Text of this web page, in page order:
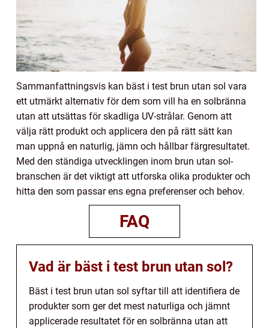
Sammanfattningsvis kan bäst i test brun utan sol vara
ett utmärkt alternativ för dem som vill ha en solbränna
utan att utsättas för skadliga UV-strålar. Genom att
välja rätt produkt och applicera den på rätt sätt kan
man uppnå en naturlig, jämn och hållbar färgresultatet.
Med den ständiga utvecklingen inom brun utan sol-
branschen är det viktigt att utforska olika produkter och
hitta den som passar ens egna preferenser och behov.
FAQ
Vad är bäst i test brun utan sol?
Bäst i test brun utan sol syftar till att identifiera de
produkter som ger det mest naturliga och jämnt
applicerade resultatet för en solbränna utan att